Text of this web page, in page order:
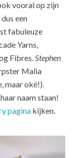
vooral op zijn
een
fabuleuze
Yarns,
Fibres. Stephen
Malia
maar oké!).
naam staan!
pagina kijken.